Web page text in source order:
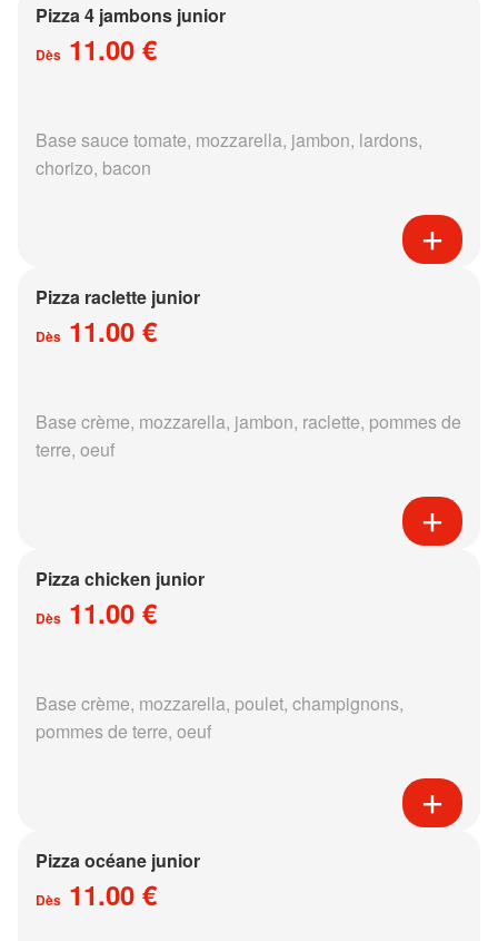
Pizza 4 jambons junior
Dès 11.00 €
Base sauce tomate, mozzarella, jambon, lardons,
chorizo, bacon
Pizza raclette junior
Dès 11.00 €
Base crème, mozzarella, jambon, raclette, pommes de
terre, oeuf
Pizza chicken junior
Dès 11.00 €
Base crème, mozzarella, poulet, champignons,
pommes de terre, oeuf
Pizza océane junior
Dès 11.00 €